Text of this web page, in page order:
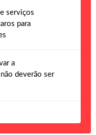
serviços
para
a
deverão ser